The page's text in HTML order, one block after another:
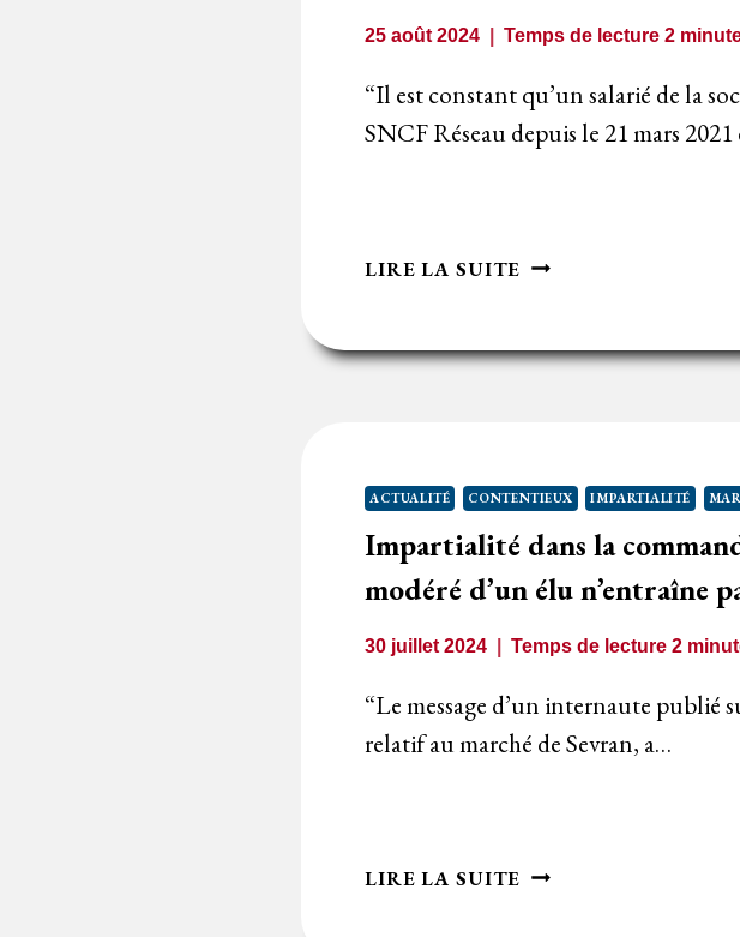
25 août 2024 Temps de lecture 2
“Il est constant qu’un salarié de la
SNCF Réseau depuis le 21 mars
LIRE LA SUITE UN
DE
L’ACHETEUR
:
CONFLIT
D’INTÉRÊTS
?
ACTUALITÉ CONTENTIEUX IMPARTIALITÉ
Impartialité dans la
modéré d’un élu n’entraîne
30 juillet 2024 Temps de lecture 2
“Le message d’un internaute publié
relatif au marché de Sevran, a…
LIRE LA SUITE IMPARTIALITÉ